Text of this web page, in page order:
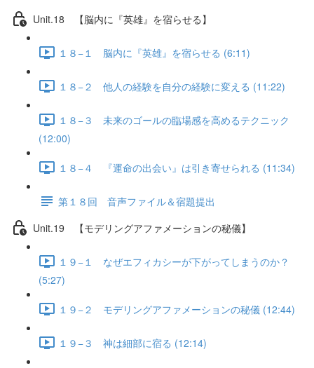
Unit.18 【脳内に『英雄』を宿らせる】
１８−１ 脳内に『英雄』を宿らせる (6:11)
１８−２ 他人の経験を自分の経験に変える (11:22)
１８−３ 未来のゴールの臨場感を高めるテクニック
(12:00)
１８−４ 『運命の出会い』は引き寄せられる (11:34)
第１８回 音声ファイル＆宿題提出
Unit.19 【モデリングアファメーションの秘儀】
１９−１ なぜエフィカシーが下がってしまうのか？
(5:27)
１９−２ モデリングアファメーションの秘儀 (12:44)
１９−３ 神は細部に宿る (12:14)